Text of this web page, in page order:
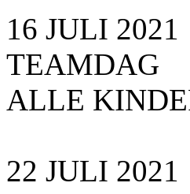
16 JULI 2021
TEAMDAG
ALLE
22 JULI 2021